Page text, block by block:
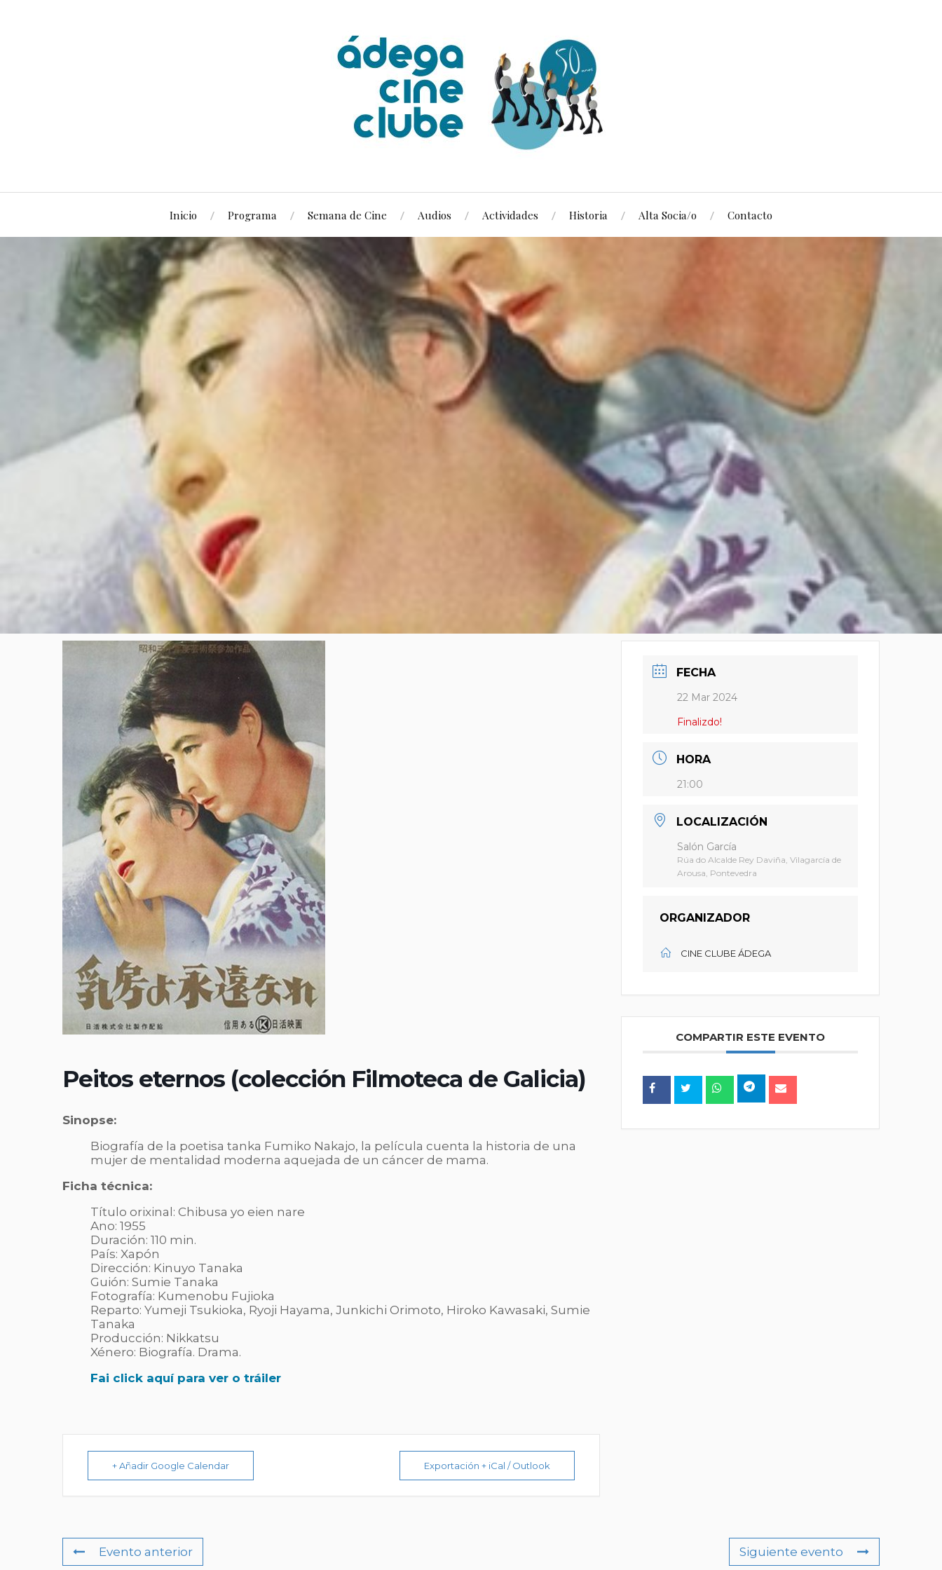
Inicio Programa Semana de Cine Audios Actividades Historia Alta Socia/o Contacto
Peitos eternos (colección Filmoteca de Galicia)
Sinopse:
Biografía de la poetisa tanka Fumiko Nakajo, la película cuenta la historia de una
mujer de mentalidad moderna aquejada de un cáncer de mama.
Ficha técnica:
Título orixinal: Chibusa yo eien nare
Ano: 1955
Duración: 110 min.
País: Xapón
Dirección: Kinuyo Tanaka
Guión: Sumie Tanaka
Fotografía: Kumenobu Fujioka
Reparto: Yumeji Tsukioka, Ryoji Hayama, Junkichi Orimoto, Hiroko Kawasaki, Sumie
Tanaka
Producción: Nikkatsu
Xénero: Biografía. Drama.
Fai click aquí para ver o tráiler
+ Añadir Google Calendar Exportación + iCal / Outlook
FECHA
22 Mar 2024
Finalizdo!
HORA
21:00
LOCALIZACIÓN
Salón García
Rúa do Alcalde Rey Daviña, Vilagarcía de
Arousa, Pontevedra
ORGANIZADOR
CINE CLUBE ÁDEGA
COMPARTIR ESTE EVENTO
Evento anterior Siguiente evento